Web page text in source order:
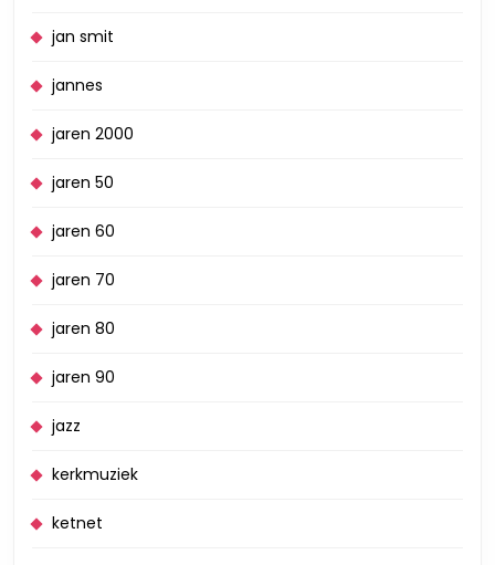
jan smit
jannes
jaren 2000
jaren 50
jaren 60
jaren 70
jaren 80
jaren 90
jazz
kerkmuziek
ketnet